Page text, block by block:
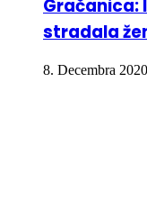
Gračanica:
stradala
8. Decembra